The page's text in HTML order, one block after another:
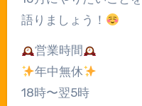
語りましょう！
営業時間
年中無休
18時〜翌5時